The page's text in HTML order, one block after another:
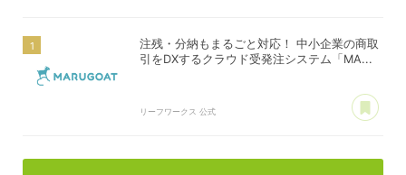
注残・分納もまるごと対応！ 中小企業の商取
引をDXするクラウド受発注システム「MA...
リーフワークス 公式